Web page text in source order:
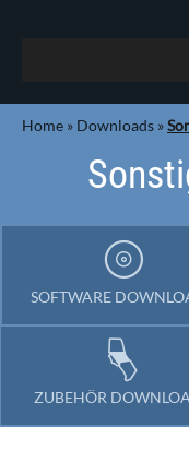
Home » Downloads »
SOFTWARE
ZUBEHÖR